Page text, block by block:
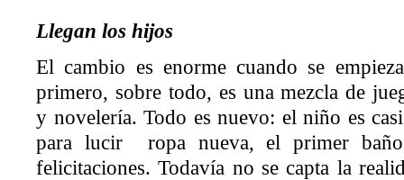
Llegan los hijos
El cambio es enorme cuando se
primero, sobre todo, es una mezcla de
y novelería. Todo es nuevo: el niño es
para lucir ropa nueva, el primer
felicitaciones. Todavía no se capta la